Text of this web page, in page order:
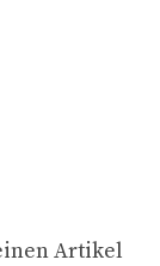
Artikel